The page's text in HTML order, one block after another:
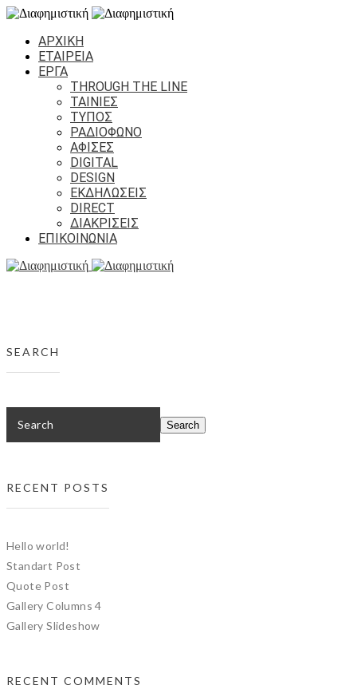
ΑΡΧΙΚΗ
ΕΤΑΙΡΕΙΑ
ΕΡΓΑ
THROUGH THE LINE
ΤΑΙΝΙΕΣ
ΤΥΠΟΣ
ΡΑΔΙΟΦΩΝΟ
ΑΦΙΣΕΣ
DIGITAL
DESIGN
ΕΚΔΗΛΩΣΕΙΣ
DIRECT
ΔΙΑΚΡΙΣΕΙΣ
ΕΠΙΚΟΙΝΩΝΙΑ
SEARCH
RECENT POSTS
Hello world!
Standart Post
Quote Post
Gallery Columns 4
Gallery Slideshow
RECENT COMMENTS